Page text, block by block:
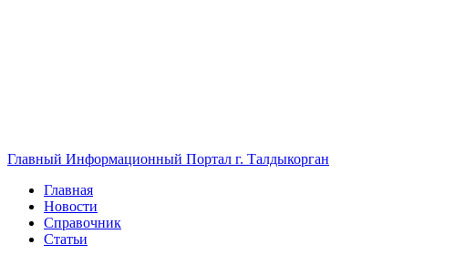
Главный Информационный Портал г. Талдыкорган
Главная
Новости
Справочник
Статьи